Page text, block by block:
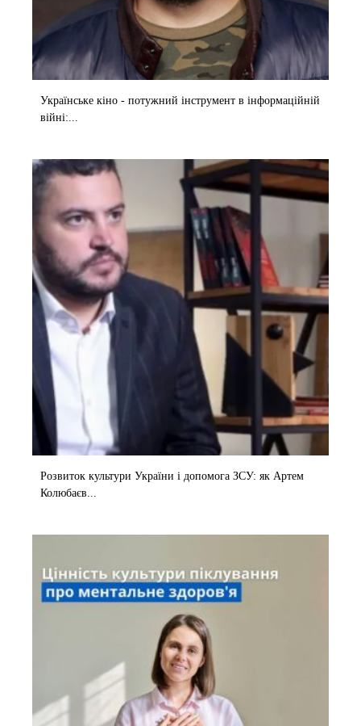
Українське кіно - потужний інструмент в інформаційній
війні:...
Розвиток культури України і допомога ЗСУ: як Артем
Колюбаєв...